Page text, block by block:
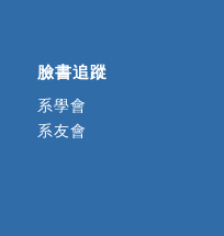
臉書追蹤
系學會
系友會